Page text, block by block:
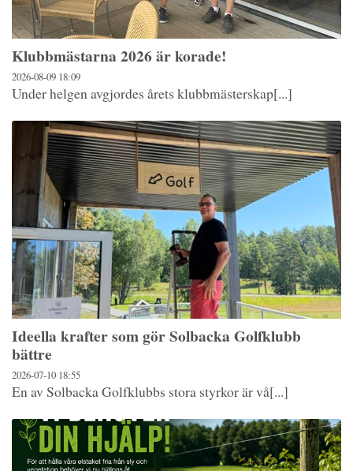
Klubbmästarna 2026 är korade!
2026-08-09 18:09
Under helgen avgjordes årets klubbmästerskap[...]
Ideella krafter som gör Solbacka Golfklubb
bättre
2026-07-10 18:55
En av Solbacka Golfklubbs stora styrkor är vå[...]